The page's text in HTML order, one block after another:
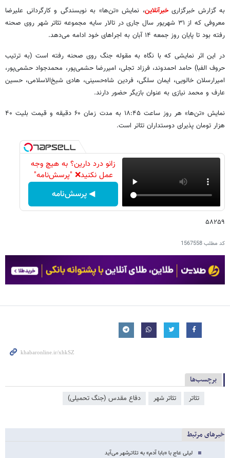
به گزارش خبرگزاریخبرآنلاین، نمایش «تن‌ها» به نویسندگی و کارگردانی علیرضا
معروفی که از ۳۱ شهریور سال جاری در تالار سایه مجموعه تئاتر شهر روی صحنه
رفته بود تا پایان روز جمعه ۱۴ آبان به اجراهای خود ادامه می‌دهد.
در این اثر نمایشی که با نگاه به مقوله جنگ روی صحنه رفته است (به ترتیب
حروف الفبا) حامد احمدوند، فرزاد تجلی، امیررضا حشمی‌پور، محمدجواد حشمی‌پور،
امیرارسلان خالویی، ایمان سلگی، فردین شاه‌حسینی، هادی شیخ‌الاسلامی، حسین
عارف و محمد نیازی به عنوان بازیگر حضور دارند.
نمایش «تن‌ها» هر روز ساعت ۱۸:۴۵ به مدت زمان ۶۰ دقیقه و قیمت بلیت ۴۰
هزار تومان پذیرای دوستداران تئاتر است.
زانو درد دارین؟ به هیچ وجه
عمل نکنید❌ "پرسش‌نامه"
◀ پرسش‌نامه
۵۸۲۵۹
کد مطلب1567558
برچسب‌ها
تئاتر تئاتر شهر دفاع مقدس (جنگ تحمیلی)
خبرهای مرتبط
لیلی عاج با «بابا آدم» به تئاترشهر می‌آید